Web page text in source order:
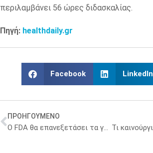
περιλαμβάνει 56 ώρες διδασκαλίας.
Πηγή: healthdaily.gr
Facebook LinkedIn
ΠΡΟΗΓΟΥΜΕΝΟ